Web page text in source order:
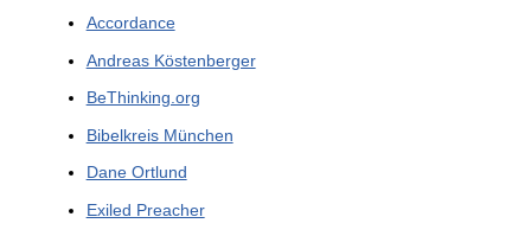
Accordance
Andreas Köstenberger
BeThinking.org
Bibelkreis München
Dane Ortlund
Exiled Preacher